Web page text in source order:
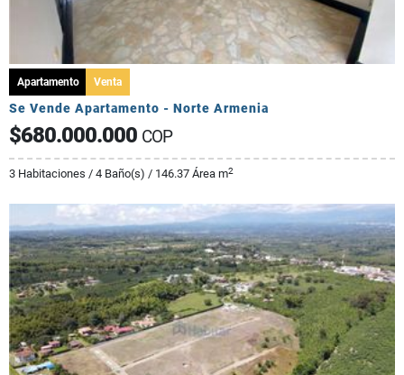
Apartamento Venta
Se Vende Apartamento - Norte Armenia
$680.000.000 COP
3 Habitaciones / 4 Baño(s) / 146.37 Área m2